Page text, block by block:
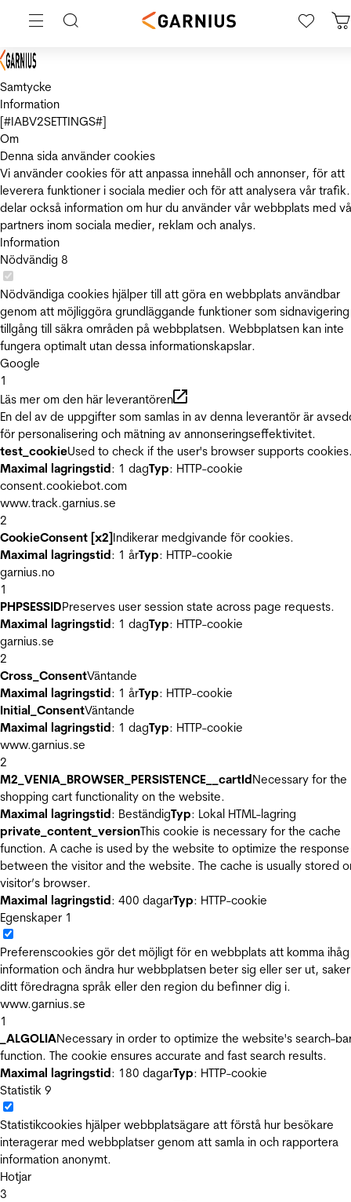
Samtycke
Information
[#IABV2SETTINGS#]
Om
Denna sida använder cookies
Vi använder cookies för att anpassa innehåll och annonser, för att
leverera funktioner i sociala medier och för att analysera vår
delar också information om hur du använder vår webbplats med
partners inom sociala medier, reklam och analys.
Information
Nödvändig 8
Nödvändiga cookies hjälper till att göra en webbplats användbar
genom att möjliggöra grundläggande funktioner som
tillgång till säkra områden på webbplatsen. Webbplatsen kan inte
fungera optimalt utan dessa informationskapslar.
Google
1
Läs mer om den här leverantören
En del av de uppgifter som samlas in av denna leverantör är
för personalisering och mätning av annonseringseffektivitet.
test_cookieUsed to check if the user's browser supports
Maximal lagringstid: 1 dagTyp: HTTP-cookie
consent.cookiebot.com
www.track.garnius.se
2
CookieConsent [x2]Indikerar medgivande för cookies.
Maximal lagringstid: 1 årTyp: HTTP-cookie
garnius.no
1
PHPSESSIDPreserves user session state across page requests.
Maximal lagringstid: 1 dagTyp: HTTP-cookie
garnius.se
2
Cross_ConsentVäntande
Maximal lagringstid: 1 årTyp: HTTP-cookie
Initial_ConsentVäntande
Maximal lagringstid: 1 dagTyp: HTTP-cookie
www.garnius.se
2
M2_VENIA_BROWSER_PERSISTENCE__cartIdNecessary for the
shopping cart functionality on the website.
Maximal lagringstid: BeständigTyp: Lokal HTML-lagring
private_content_versionThis cookie is necessary for the cache
function. A cache is used by the website to optimize the
between the visitor and the website. The cache is usually stored
visitor’s browser.
Maximal lagringstid: 400 dagarTyp: HTTP-cookie
Egenskaper 1
Preferenscookies gör det möjligt för en webbplats att komma ihåg
information och ändra hur webbplatsen beter sig eller ser ut,
ditt föredragna språk eller den region du befinner dig i.
www.garnius.se
1
_ALGOLIANecessary in order to optimize the website's search-
function. The cookie ensures accurate and fast search results.
Maximal lagringstid: 180 dagarTyp: HTTP-cookie
Statistik 9
Statistikcookies hjälper webbplatsägare att förstå hur besökare
interagerar med webbplatser genom att samla in och rapportera
information anonymt.
Hotjar
3